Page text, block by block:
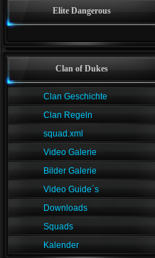
Elite Dangerous
Clan of Dukes
Clan Geschichte
Clan Regeln
squad.xml
Video Galerie
Bilder Galerie
Video Guide´s
Downloads
Squads
Kalender